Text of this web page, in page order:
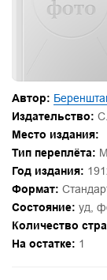
Автор:
Издательство:
Место издания:
Тип переплёта:
Год издания:
Формат:
Состояние: уд,
Количество
На остатке: 1